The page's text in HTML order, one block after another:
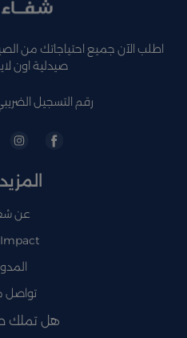
اطلب الآن جميع احتياجاتك من
صيدلية اون
رقم التسجيل الضريبي: 718-859-
عن
تواصل
هل تملك